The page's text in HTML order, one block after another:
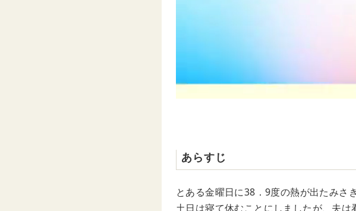
あらすじ
とある金曜日に38．9度の熱が出たみさき
土日は寝て休むことにしましたが、夫